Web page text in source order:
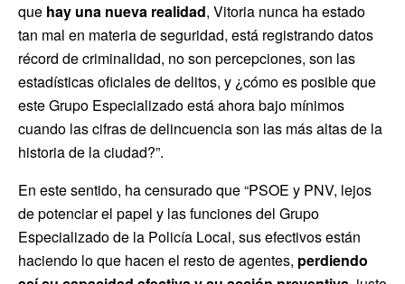
que hay una nueva realidad, Vitoria nunca ha estado
tan mal en materia de seguridad, está registrando datos
récord de criminalidad, no son percepciones, son las
estadísticas oficiales de delitos, y ¿cómo es posible que
este Grupo Especializado está ahora bajo mínimos
cuando las cifras de delincuencia son las más altas de la
historia de la ciudad?”.
En este sentido, ha censurado que “PSOE y PNV, lejos
de potenciar el papel y las funciones del Grupo
Especializado de la Policía Local, sus efectivos están
haciendo lo que hacen el resto de agentes, perdiendo